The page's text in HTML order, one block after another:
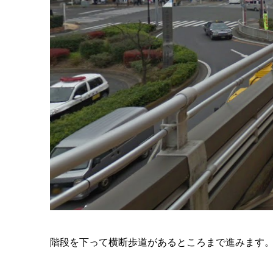
階段を下って横断歩道があるところまで進みます